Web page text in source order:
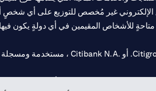
الإلكتروني غير مُخصص للتوزيع على أي شخصٍ
متاحةٍ للأشخاص المقيمين في أي دولةٍ يكون